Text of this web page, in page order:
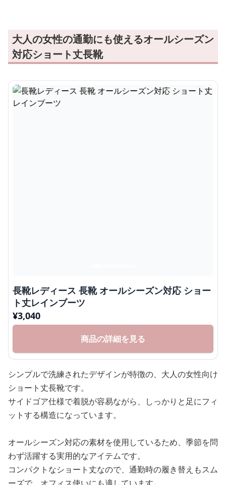
大人の女性の通勤にも使えるオールシーズン
対応ショート丈長靴
長靴レディース 長靴 オールシーズン対応 ショー
ト丈レインブーツ
¥3,040
商品の詳細を見る
シンプルで洗練されたデザインが特徴の、大人の女性向け
ショート丈長靴です。
サイドゴア仕様で着脱が容易ながら、しっかりと足にフィ
ットする構造になっています。
オールシーズン対応の素材を使用しているため、季節を問
わず活躍する実用的なアイテムです。
コンパクトなショート丈なので、通勤時の履き替えもスム